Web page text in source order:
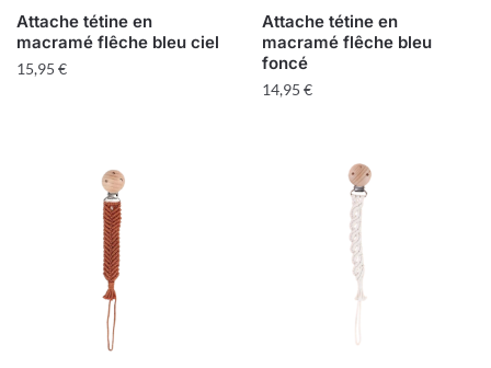
Attache tétine en
macramé flêche bleu ciel
15,95 €
Attache tétine en
macramé flêche bleu
foncé
14,95 €